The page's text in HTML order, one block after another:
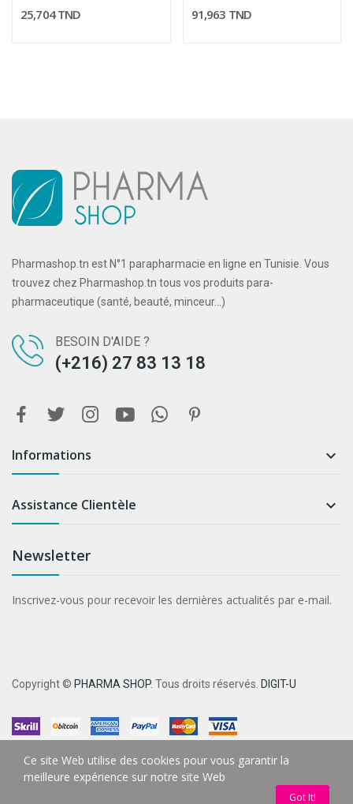
25,704 TND 91,963 TND
Pharmashop.tn est N°1 parapharmacie en ligne en Tunisie. Vous
trouvez chez Pharmashop.tn tous vos produits para-
pharmaceutique (santé, beauté, minceur...)
BESOIN D'AIDE ?
(+216) 27 83 13 18
Informations 
Assistance Clientèle 
Newsletter
Inscrivez-vous pour recevoir les dernières actualités par e-mail.
Copyright © PHARMA SHOP. Tous droits réservés. DIGIT-U
Ce site Web utilise des cookies pour vous garantir la
meilleure expérience sur notre site Web
Got It!